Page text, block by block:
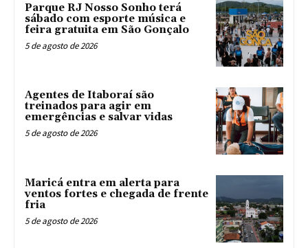
Parque RJ Nosso Sonho terá
sábado com esporte música e
feira gratuita em São Gonçalo
5 de agosto de 2026
Agentes de Itaboraí são
treinados para agir em
emergências e salvar vidas
5 de agosto de 2026
Maricá entra em alerta para
ventos fortes e chegada de frente
fria
5 de agosto de 2026